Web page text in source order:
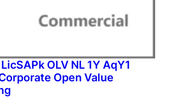
OLV NL 1Y AqY1
Open Value